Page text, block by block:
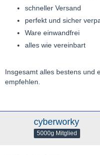
schneller Versand
perfekt und sicher
Ware einwandfrei
alles wie vereinbart
Insgesamt alles bestens und
empfehlen.
cyberworky
5000g Mitglied